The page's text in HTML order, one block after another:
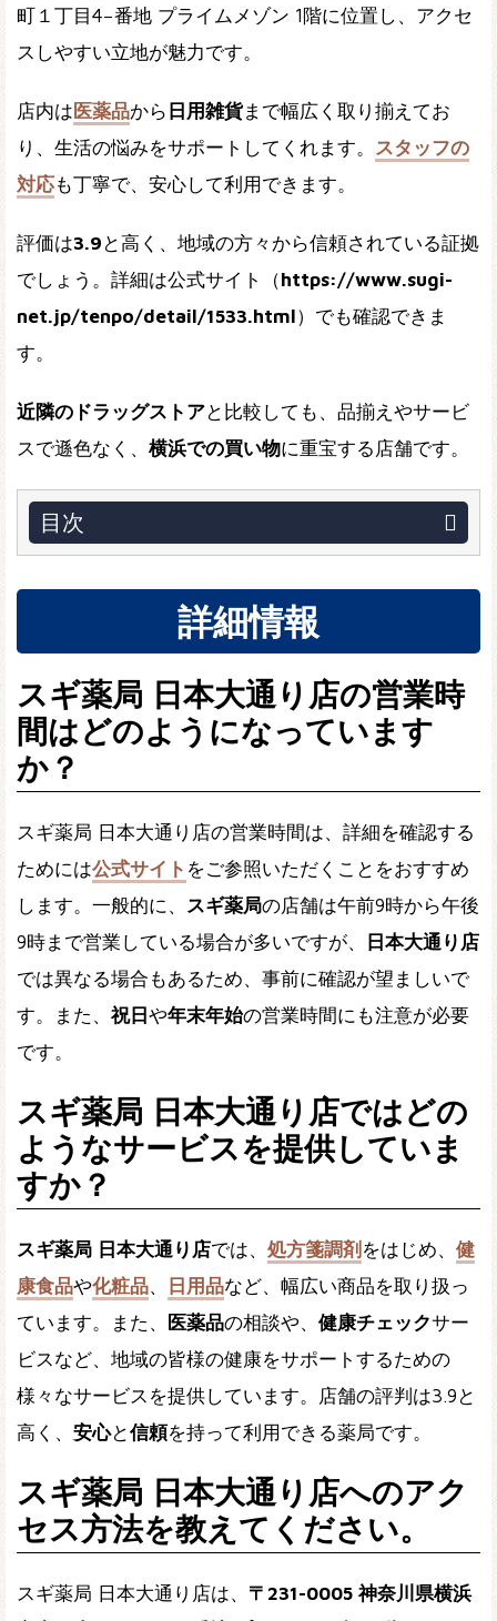
町１丁目4−番地 プライムメゾン 1階に位置し、アクセ
スしやすい立地が魅力です。
店内は 医薬品から 日用雑貨まで幅広く取り揃えてお
り、生活の悩みをサポートしてくれます。 スタッフの
対応も丁寧で、安心して利用できます。
評価は3.9 と高く、地域の方々から信頼されている証拠
でしょう。詳細は公式サイト（https://www.sugi-
net.jp/tenpo/detail/1533.html）でも確認できま
す。
近隣のドラッグストアと比較しても、品揃えやサービ
スで遜色なく、 横浜での買い物に重宝する店舗です。
目次
詳細情報
スギ薬局 日本大通り店の営業時
間はどのようになっています
か？
スギ薬局 日本大通り店の営業時間は、詳細を確認する
ためには公式サイト をご参照いただくことをおすすめ
します。一般的に、 スギ薬局の店舗は午前9時から午後
9時まで営業している場合が多いですが、
日本大通り店
では異なる場合もあるため、事前に確認が望ましいで
す。また、祝日 や年末年始の営業時間にも注意が必要
です。
スギ薬局 日本大通り店ではどの
ようなサービスを提供していま
すか？
スギ薬局 日本大通り店では、 処方箋調剤 をはじめ、 健
康食品や化粧品、 日用品など、幅広い商品を取り扱っ
ています。また、
医薬品の相談や、 健康チェックサー
ビスなど、地域の皆様の健康をサポートするための
様々なサービスを提供しています。店舗の評判は3.9と
高く、 安心と信頼を持って利用できる薬局です。
スギ薬局 日本大通り店へのアク
セス方法を教えてください。
スギ薬局 日本大通り店は、 〒231-0005 神奈川県横浜